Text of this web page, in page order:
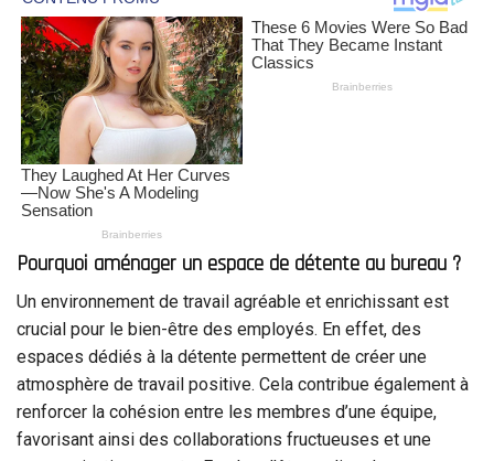
Pourquoi aménager un espace de détente au bureau ?
Un environnement de travail agréable et enrichissant est
crucial pour le bien-être des employés. En effet, des
espaces dédiés à la détente permettent de créer une
atmosphère de travail positive. Cela contribue également à
renforcer la cohésion entre les membres d’une équipe,
favorisant ainsi des collaborations fructueuses et une